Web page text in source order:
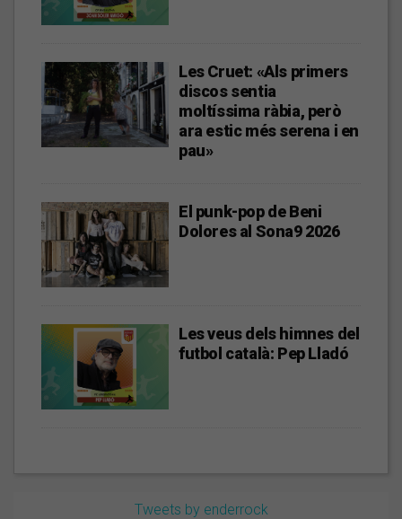
Les Cruet: «Als primers
discos sentia
moltíssima ràbia, però
ara estic més serena i en
pau»
El punk-pop de Beni
Dolores al Sona9 2026
Les veus dels himnes del
futbol català: Pep Lladó
Tweets by enderrock